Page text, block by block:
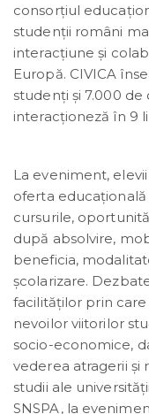
consorțiul
studenții români
interacțiune și
Europă. CIVICA
studenţi și 7.000
interacționeză în 9
La eveniment,
oferta educațională
cursurile,
după absolvire,
beneficia,
școlarizare.
facilităților prin
nevoilor viitorilor
socio-economice,
vederea atragerii și
studii ale
SNSPA, la